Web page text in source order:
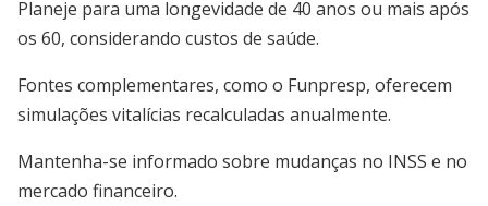
Planeje para uma longevidade de 40 anos ou mais após
os 60, considerando custos de saúde.
Fontes complementares, como o Funpresp, oferecem
simulações vitalícias recalculadas anualmente.
Mantenha-se informado sobre mudanças no INSS e no
mercado financeiro.